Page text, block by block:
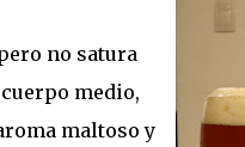
no satura
medio,
maltoso y